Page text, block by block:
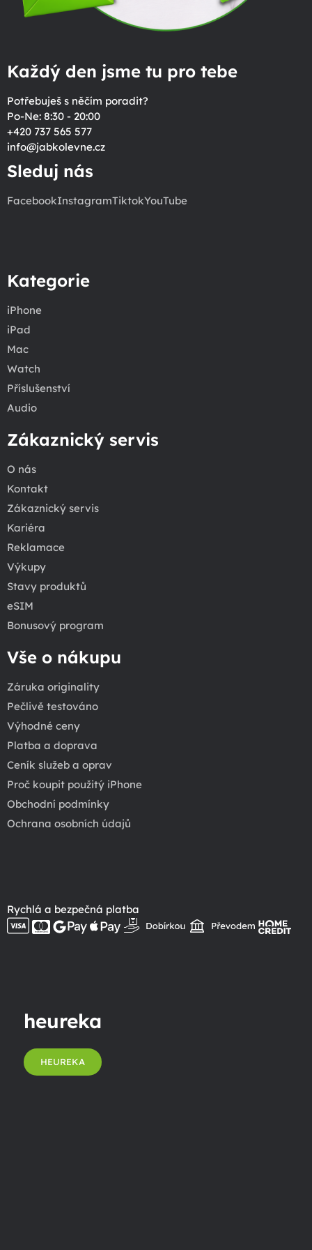
Každý den jsme tu pro tebe
Potřebuješ s něčím poradit?
Po-Ne: 8:30 - 20:00
+420 737 565 577
info@jabkolevne.cz
Sleduj nás
FacebookInstagramTiktokYouTube
Kategorie
iPhone
iPad
Mac
Watch
Příslušenství
Audio
Zákaznický servis
O nás
Kontakt
Zákaznický servis
Kariéra
Reklamace
Výkupy
Stavy produktů
eSIM
Bonusový program
Vše o nákupu
Záruka originality
Pečlivě testováno
Výhodné ceny
Platba a doprava
Ceník služeb a oprav
Proč koupit použitý iPhone
Obchodní podmínky
Ochrana osobních údajů
Rychlá a bezpečná platba
heureka
HEUREKA